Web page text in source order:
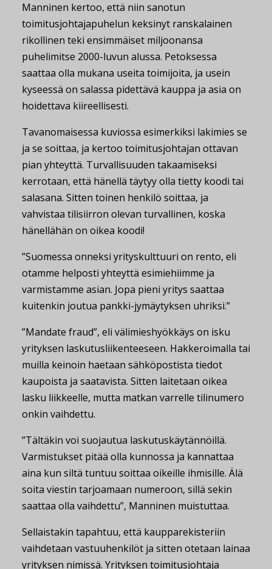
Manninen kertoo, että niin sanotun
toimitusjohtajapuhelun keksinyt ranskalainen
rikollinen teki ensimmäiset miljoonansa
puhelimitse 2000-luvun alussa. Petoksessa
saattaa olla mukana useita toimijoita, ja usein
kyseessä on salassa pidettävä kauppa ja asia on
hoidettava kiireellisesti.
Tavanomaisessa kuviossa esimerkiksi lakimies se
ja se soittaa, ja kertoo toimitusjohtajan ottavan
pian yhteyttä. Turvallisuuden takaamiseksi
kerrotaan, että hänellä täytyy olla tietty koodi tai
salasana. Sitten toinen henkilö soittaa, ja
vahvistaa tilisiirron olevan turvallinen, koska
hänellähän on oikea koodi!
”Suomessa onneksi yrityskulttuuri on rento, eli
otamme helposti yhteyttä esimiehiimme ja
varmistamme asian. Jopa pieni yritys saattaa
kuitenkin joutua pankki-jymäytyksen uhriksi.”
”Mandate fraud”, eli välimieshyökkäys on isku
yrityksen laskutusliikenteeseen. Hakkeroimalla tai
muilla keinoin haetaan sähköpostista tiedot
kaupoista ja saatavista. Sitten laitetaan oikea
lasku liikkeelle, mutta matkan varrelle tilinumero
onkin vaihdettu.
”Tältäkin voi suojautua laskutuskäytännöillä.
Varmistukset pitää olla kunnossa ja kannattaa
aina kun siltä tuntuu soittaa oikeille ihmisille. Älä
soita viestin tarjoamaan numeroon, sillä sekin
saattaa olla vaihdettu”, Manninen muistuttaa.
Sellaistakin tapahtuu, että kaupparekisteriin
vaihdetaan vastuuhenkilöt ja sitten otetaan lainaa
yrityksen nimissä. Yrityksen toimitusjohtaja